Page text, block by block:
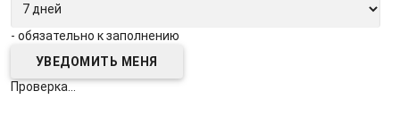
- обязательно к заполнению
Проверка...